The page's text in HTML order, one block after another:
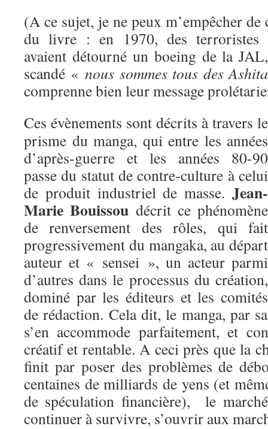
(A ce sujet, je ne peux m’empêcher de
du livre : en 1970, des terroristes
avaient détourné un boeing de la
scandé «nous sommes tous des
comprenne bien leur message
Ces évènements sont décrits à travers le
prisme du manga, qui entre les années
d’après-guerre et les années 80-90
passe du statut de contre-culture à celui
de produit industriel de masse. Jean-
Marie Bouissou décrit ce phénomène
de renversement des rôles, qui fait
progressivement du mangaka, au départ
auteur et « sensei », un acteur parmi
d’autres dans le processus du création,
dominé par les éditeurs et les comités
de rédaction. Cela dit, le manga, par
s’en accommode parfaitement, et
créatif et rentable. A ceci près que la
finit par poser des problèmes de
centaines de milliards de yens (et
de spéculation financière), le
continuer à survivre, s’ouvrir aux